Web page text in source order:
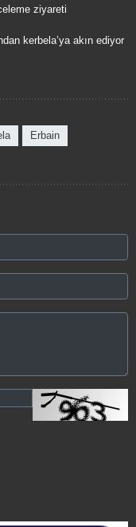
ziyareti
kerbela’ya akın ediyor
Erbain